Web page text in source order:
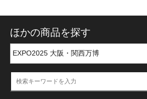
ほかの商品を探す